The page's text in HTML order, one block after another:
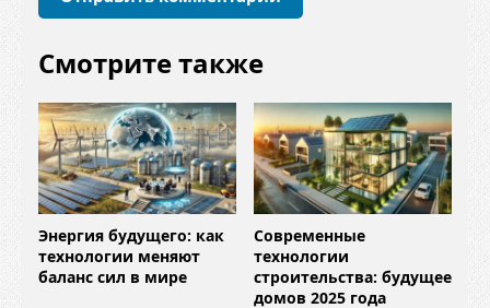
Смотрите также
Энергия будущего: как
технологии меняют
баланс сил в мире
Современные
технологии
строительства: будущее
домов 2025 года